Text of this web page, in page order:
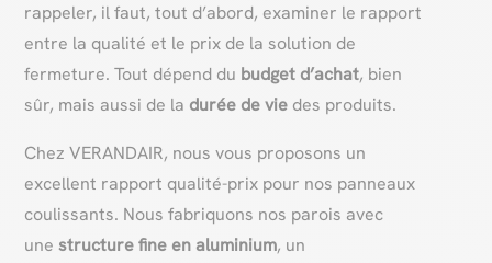
rappeler, il faut, tout d’abord, examiner le rapport
entre la qualité et le prix de la solution de
fermeture. Tout dépend du budget d’achat, bien
sûr, mais aussi de la durée de vie des produits.
Chez VERANDAIR, nous vous proposons un
excellent rapport qualité-prix pour nos panneaux
coulissants. Nous fabriquons nos parois avec
unestructure fine en aluminium, un